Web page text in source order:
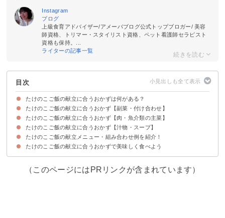
Instagram
ブログ
上級食育アドバイザー/アメーバブログ公式トップブロガー/ 美容
師資格、トリマー・スタイリスト資格、ペット看護師セラピスト
資格も保持。...
ライターの記事一覧
目次
たけのこご飯の献立に合うおかずは何がある？
たけのこご飯の献立に合うおかず【副菜・付け合わせ】
①もやしと豆苗の梅ぽん和え
②納豆の卵巻き
③豆腐ステーキ
④ほうれん草としらすのごま油炒め
⑤小松菜のじゃこたま炒め
⑥じゃがいもといんげんの煮物
⑦オクラのおかか浸し
⑧ふきの煮物
⑨キャベツのお浸し
たけのこご飯の献立に合うおかず【肉・魚介類の主菜】
①甘辛味の手羽先
②鶏肉のチキン南蛮
③豆腐ハンバーグ
④マッシュルームメンチカツ
⑤豚軟骨と根菜照り煮
⑥しいたけの肉詰め中華風煮込み
⑦豚バラ肉と切り干し大根のスパイシー炒め
⑧マグロのレアカツ
⑨カレイの煮付け
⑩ブリ大根
⑪さば缶リングハンバーグ
⑫エビしんじょう揚げ
⑬鮭のちゃんちゃん焼き
⑭にしんの蒲焼き
たけのこご飯の献立に合うおかず【汁物・スープ】
①はまぐりの潮汁
②根菜と豚肉の豆乳味噌汁
③ブリと大根のお吸い物
④豚汁
⑤ベーコンと豆の野菜スープ
⑥鶏団子春雨スープ
⑦えのきとわかめの味噌汁
たけのこご飯の献立メニュー・組み合わせ例を紹介！
献立メニュー①
献立メニュー②
献立メニュー③
献立メニュー④
たけのこご飯の献立に合うおかずで美味しく食べよう
（このページにはPRリンクが含まれています）